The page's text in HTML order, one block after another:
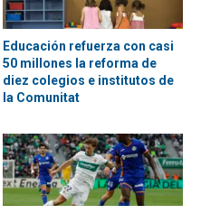
Educación refuerza con casi
50 millones la reforma de
diez colegios e institutos de
la Comunitat